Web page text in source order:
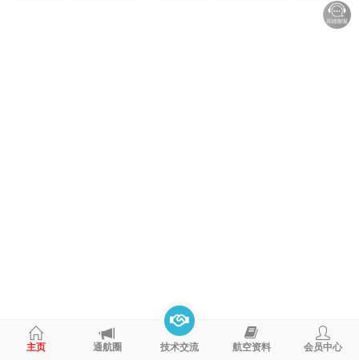
主页 通航圈 技术交流 航空资料 会员中心